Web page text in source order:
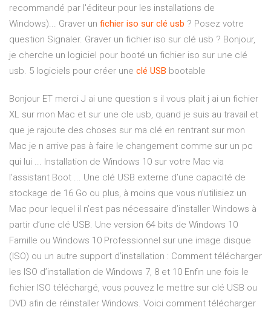
recommandé par l'éditeur pour les installations de
Windows)... Graver un fichier iso sur clé usb ? Posez votre
question Signaler. Graver un fichier iso sur clé usb ? Bonjour,
je cherche un logiciel pour booté un fichier iso sur une clé
usb. 5 logiciels pour créer une clé USB bootable
Bonjour ET merci J ai une question s il vous plait j ai un fichier
XL sur mon Mac et sur une cle usb, quand je suis au travail et
que je rajoute des choses sur ma clé en rentrant sur mon
Mac je n arrive pas à faire le changement comme sur un pc
qui lui ... Installation de Windows 10 sur votre Mac via
l’assistant Boot ... Une clé USB externe d’une capacité de
stockage de 16 Go ou plus, à moins que vous n’utilisiez un
Mac pour lequel il n’est pas nécessaire d’installer Windows à
partir d’une clé USB. Une version 64 bits de Windows 10
Famille ou Windows 10 Professionnel sur une image disque
(ISO) ou un autre support d’installation : Comment télécharger
les ISO d’installation de Windows 7, 8 et 10 Enfin une fois le
fichier ISO téléchargé, vous pouvez le mettre sur clé USB ou
DVD afin de réinstaller Windows. Voici comment télécharger